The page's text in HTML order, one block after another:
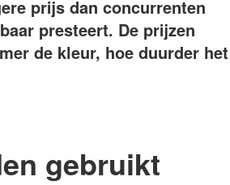
prijs dan concurrenten
presteert. De prijzen
de kleur, hoe duurder het
gebruikt